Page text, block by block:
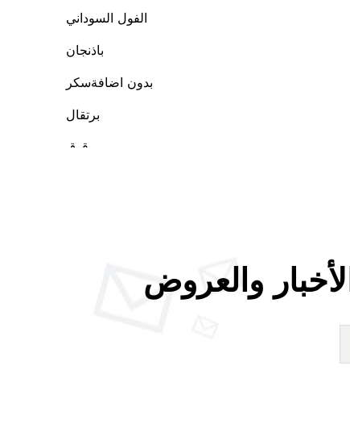
الفول السوداني
باذنجان
بدون اضافةسكر
برتقال
برقوق